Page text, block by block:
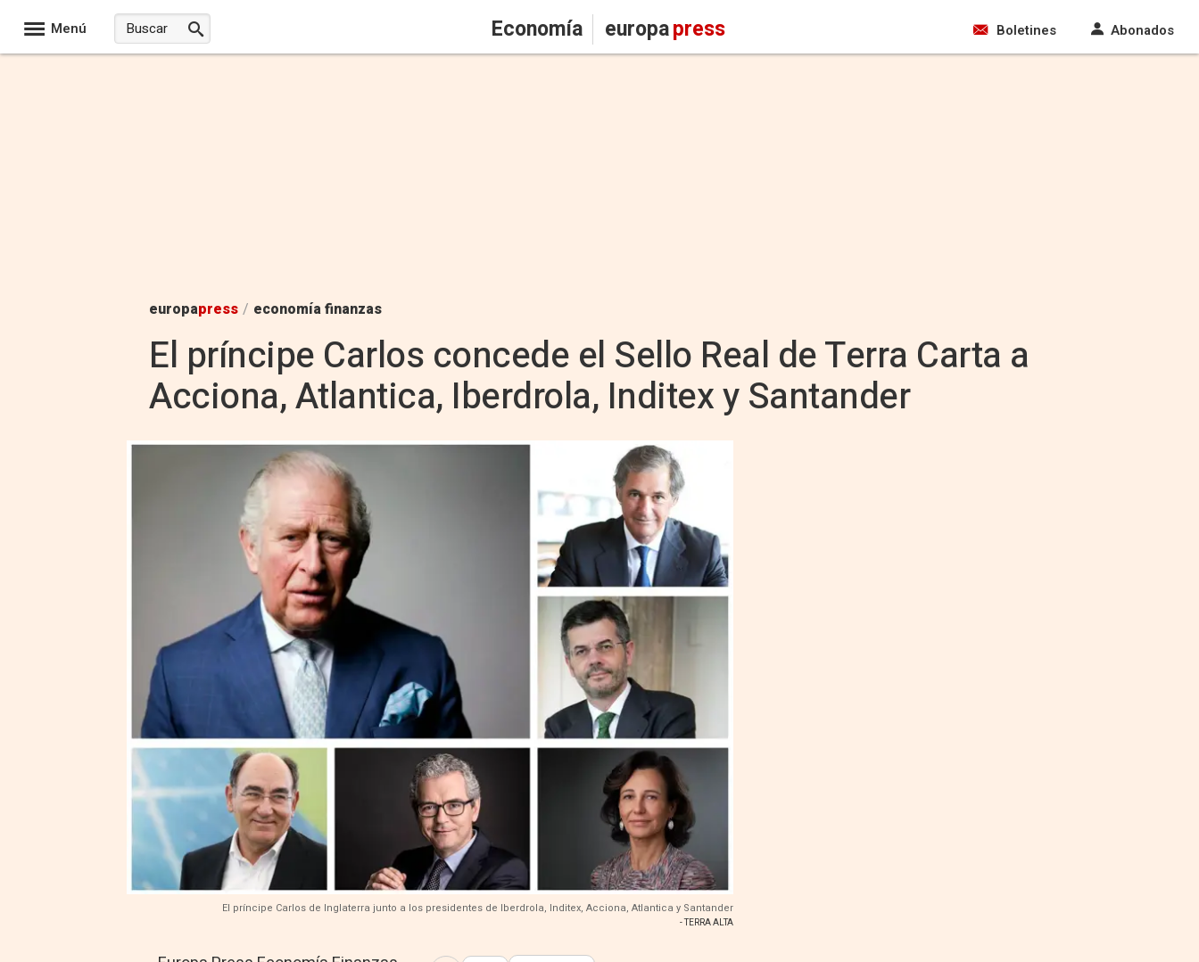
Menú Economía europapress Boletines Abonados
europapress / economía finanzas
El príncipe Carlos concede el Sello Real de Terra Carta a
Acciona, Atlantica, Iberdrola, Inditex y Santander
El príncipe Carlos de Inglaterra junto a los presidentes de Iberdrola, Inditex, Acciona, Atlantica y Santander
- TERRA ALTA